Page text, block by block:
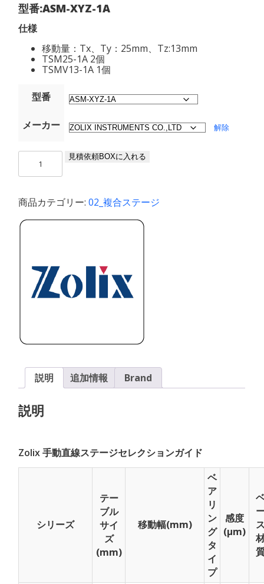
型番:ASM-XYZ-1A
仕様
移動量：Tx、Ty：25mm、Tz:13mm
TSM25-1A 2個
TSMV13-1A 1個
型番
メーカー 解除
ベ
ン
グ
直
動
移
量,
3um）
個
見積依頼BOXに入れる
商品カテゴリー:02_複合ステージ
説明 追加情報 Brand
説明
Zolix 手動直線ステージセレクションガイド
シリーズ
テー
ブル
サイ
ズ
(mm)
移動幅(mm)
ベ
ア
リ
ン
グ
タ
イ
プ
感度
(μm)